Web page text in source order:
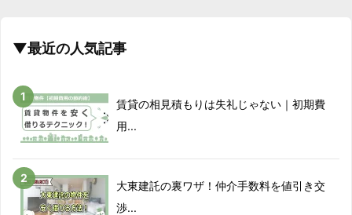
2018/04
2018/06
2018/07 -3.5%
2018/08 -4%
▼最近の人気記事
賃貸の相見積もりは失礼じゃない｜初期費
用...
大東建託の裏ワザ！仲介手数料を値引き交
渉...